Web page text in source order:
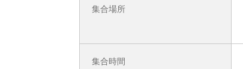
集合場所
集合時間